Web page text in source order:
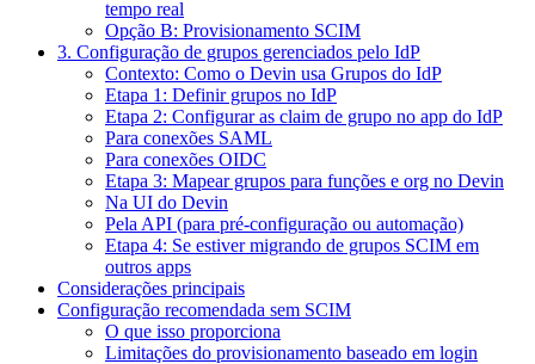
tempo real
Opção B: Provisionamento SCIM
3. Configuração de grupos gerenciados pelo IdP
Contexto: Como o Devin usa Grupos do IdP
Etapa 1: Definir grupos no IdP
Etapa 2: Configurar as claim de grupo no app do IdP
Para conexões SAML
Para conexões OIDC
Etapa 3: Mapear grupos para funções e org no Devin
Na UI do Devin
Pela API (para pré-configuração ou automação)
Etapa 4: Se estiver migrando de grupos SCIM em
outros apps
Considerações principais
Configuração recomendada sem SCIM
O que isso proporciona
Limitações do provisionamento baseado em login